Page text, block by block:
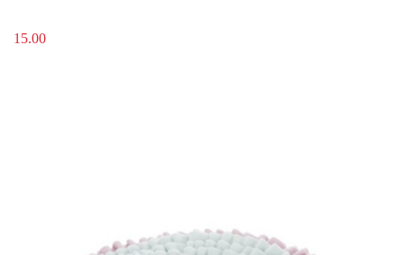
15.00